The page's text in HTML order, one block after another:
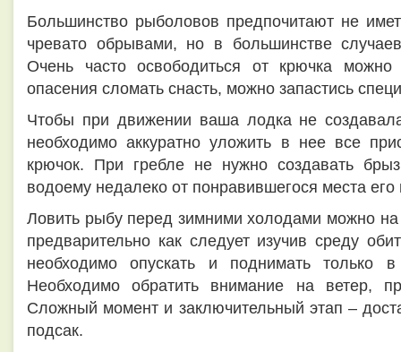
Большинство рыболовов предпочитают не
чревато обрывами, но в большинстве
Очень часто освободиться от крючка
опасения сломать снасть, можно запастись
Чтобы при движении ваша лодка не
необходимо аккуратно уложить в нее все
крючок. При гребле не нужно создавать
водоему недалеко от понравившегося места
Ловить рыбу перед зимними холодами можно на
предварительно как следует изучив среду
необходимо опускать и поднимать только
Необходимо обратить внимание на ветер,
Сложный момент и заключительный этап –
подсак.